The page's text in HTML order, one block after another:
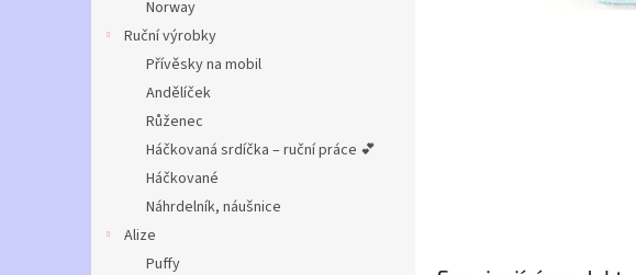
Norway
Ruční výrobky
Přívěsky na mobil
Andělíček
Růženec
Háčkovaná srdíčka – ruční práce 💕
Háčkované
Náhrdelník, náušnice
Alize
Puffy